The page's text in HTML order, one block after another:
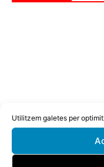
Utilitzem galetes per